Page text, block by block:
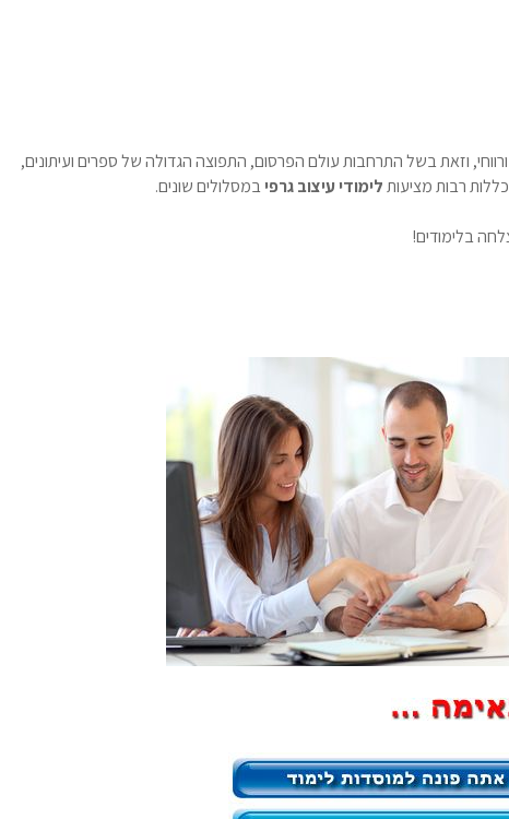
וזאת בשל התרחבות עולם הפרסום, התפוצה הגדולה של ספרים ועיתונים,
רבות מציעותלימודי עיצוב גרפיבמסלולים שונים.
בלימודים!